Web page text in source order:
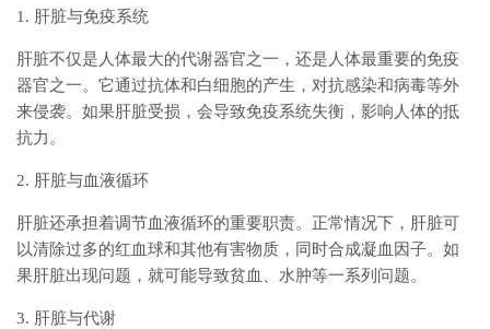
1. 肝脏与免疫系统
肝脏不仅是人体最大的代谢器官之一，还是人体最重要的免疫
器官之一。它通过抗体和白细胞的产生，对抗感染和病毒等外
来侵袭。如果肝脏受损，会导致免疫系统失衡，影响人体的抵
抗力。
2. 肝脏与血液循环
肝脏还承担着调节血液循环的重要职责。正常情况下，肝脏可
以清除过多的红血球和其他有害物质，同时合成凝血因子。如
果肝脏出现问题，就可能导致贫血、水肿等一系列问题。
3. 肝脏与代谢